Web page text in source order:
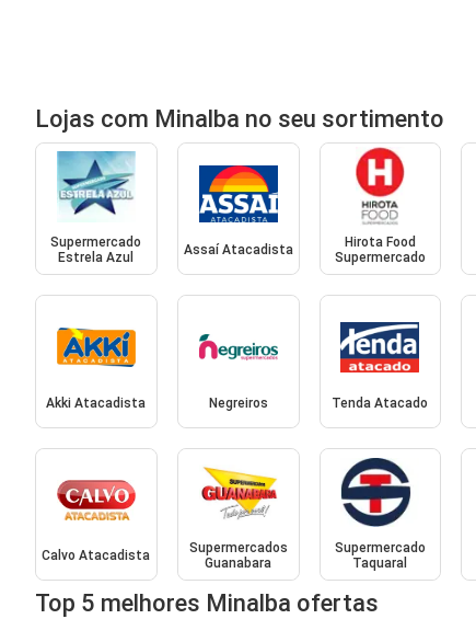
Lojas com Minalba no seu sortimento
Supermercado
Estrela Azul
Assaí Atacadista
Hirota Food
Supermercado
Akki Atacadista Negreiros Tenda Atacado
Calvo Atacadista
Supermercados
Guanabara
Supermercado
Taquaral
Top 5 melhores Minalba ofertas